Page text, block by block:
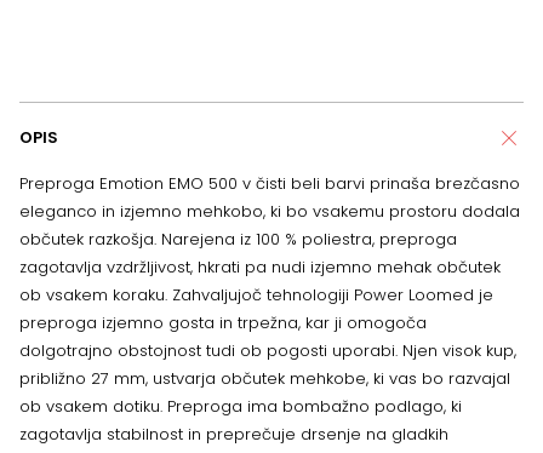
OPIS
Preproga Emotion EMO 500 v čisti beli barvi prinaša brezčasno
eleganco in izjemno mehkobo, ki bo vsakemu prostoru dodala
občutek razkošja. Narejena iz 100 % poliestra, preproga
zagotavlja vzdržljivost, hkrati pa nudi izjemno mehak občutek
ob vsakem koraku. Zahvaljujoč tehnologiji Power Loomed je
preproga izjemno gosta in trpežna, kar ji omogoča
dolgotrajno obstojnost tudi ob pogosti uporabi. Njen visok kup,
približno 27 mm, ustvarja občutek mehkobe, ki vas bo razvajal
ob vsakem dotiku. Preproga ima bombažno podlago, ki
zagotavlja stabilnost in preprečuje drsenje na gladkih